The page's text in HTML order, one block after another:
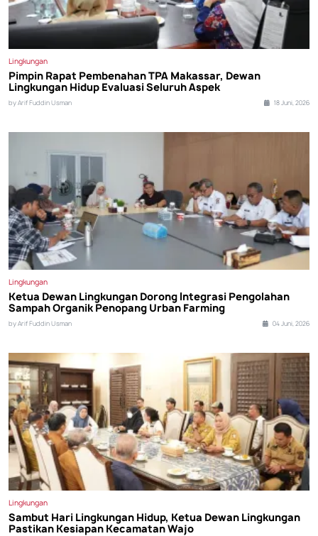
Lingkungan
Pimpin Rapat Pembenahan TPA Makassar, Dewan
Lingkungan Hidup Evaluasi Seluruh Aspek
by Arif Fuddin Usman 18 Juni, 2026
Lingkungan
Ketua Dewan Lingkungan Dorong Integrasi Pengolahan
Sampah Organik Penopang Urban Farming
by Arif Fuddin Usman 04 Juni, 2026
Lingkungan
Sambut Hari Lingkungan Hidup, Ketua Dewan Lingkungan
Pastikan Kesiapan Kecamatan Wajo